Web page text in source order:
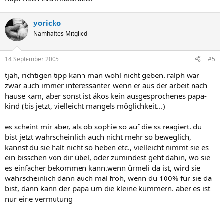
yoricko
Namhaftes Mitglied
14 September 2005 #5
tjah, richtigen tipp kann man wohl nicht geben. ralph war
zwar auch immer interessanter, wenn er aus der arbeit nach
hause kam, aber sonst ist ákos kein ausgesprochenes papa-
kind (bis jetzt, vielleicht mangels möglichkeit...)
es scheint mir aber, als ob sophie so auf die ss reagiert. du
bist jetzt wahrscheinlich auch nicht mehr so beweglich,
kannst du sie halt nicht so heben etc., vielleicht nimmt sie es
ein bisschen von dir übel, oder zumindest geht dahin, wo sie
es einfacher bekommen kann.wenn ürmeli da ist, wird sie
wahrscheinlich dann auch mal froh, wenn du 100% für sie da
bist, dann kann der papa um die kleine kümmern. aber es ist
nur eine vermutung